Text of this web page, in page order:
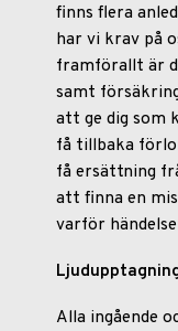
finns flera
har vi krav på
framförallt är
samt
att ge dig som
få tillbaka
få ersättning
att finna en
varför
Alla ingående